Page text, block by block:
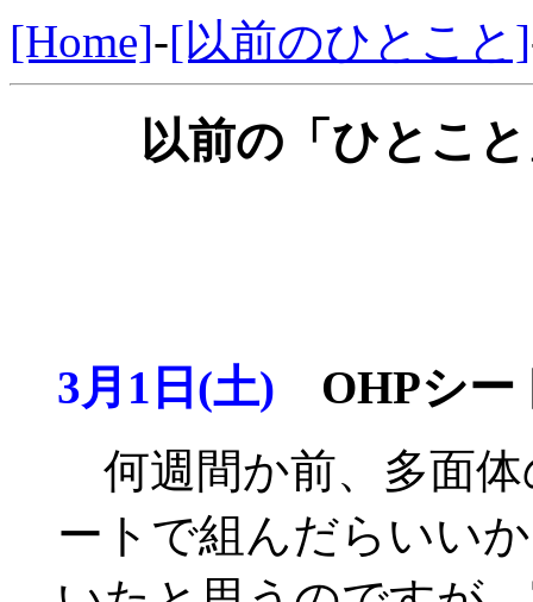
[Home]-[以前のひとこと]
以前の「ひとこ
3月1日(土) OHPシー
何週間か前、多面体
ートで組んだらいい